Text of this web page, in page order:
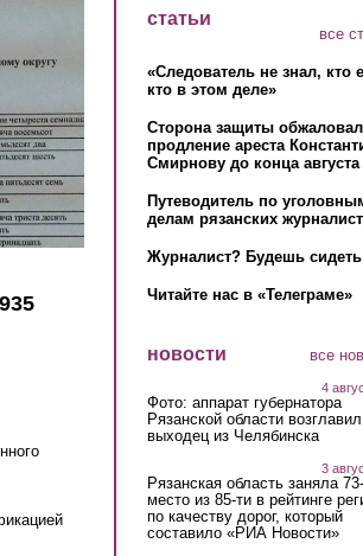
статьи
все
«Следователь не знал, кто
кто в этом деле»
Сторона защиты
продление ареста
Смирнову до конца августа
Путеводитель по
делам рязанских
Журналист? Будешь сидеть
Читайте нас в «Телеграме»
новости все
4
Фото: аппарат губернатора
Рязанской области возглавил
выходец из Челябинска
3
Рязанская область заняла
место из 85-ти в рейтинге
по качеству дорог, который
составило «РИА Новости»